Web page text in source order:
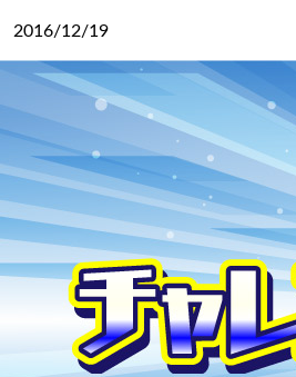
2016/12/19